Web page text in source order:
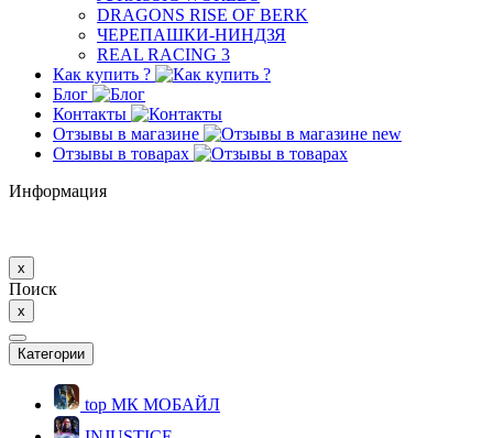
DRAGONS RISE OF BERK
ЧЕРЕПАШКИ-НИНДЗЯ
REAL RACING 3
Как купить ?
Блог
Контакты
Отзывы в магазине
new
Отзывы в товарах
Информация
x
Поиск
x
Категории
top МК MОБAЙЛ